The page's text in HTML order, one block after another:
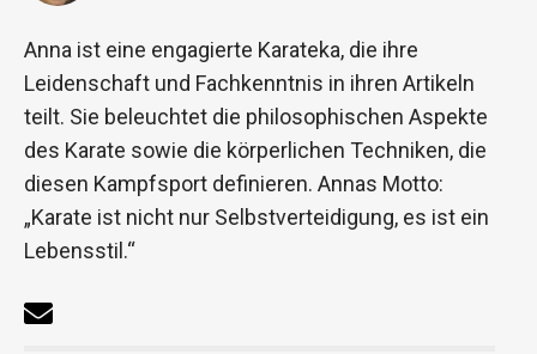
Anna ist eine engagierte Karateka, die ihre
Leidenschaft und Fachkenntnis in ihren Artikeln
teilt. Sie beleuchtet die philosophischen Aspekte
des Karate sowie die körperlichen Techniken, die
diesen Kampfsport definieren. Annas Motto:
„Karate ist nicht nur Selbstverteidigung, es ist ein
Lebensstil.“